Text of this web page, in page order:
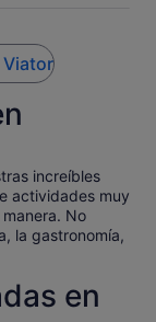
increíbles
actividades muy
No
la gastronomía,
en